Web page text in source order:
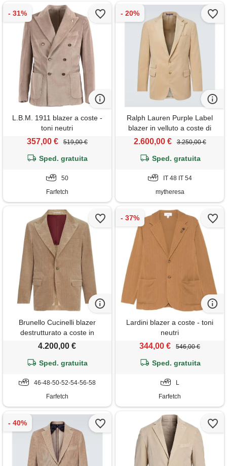
L.B.M. 1911 blazer a coste -
toni neutri
357,00 € 519,00 €
Sped. gratuita
50
Farfetch
Ralph Lauren Purple Label
blazer in velluto a coste di
cotone
2.600,00 € 3.250,00 €
Sped. gratuita
IT 48 IT 54
mytheresa
Brunello Cucinelli blazer
destrutturato a coste in
cotone e cashmere con
in metallo - toni neutri
4.200,00 €
Sped. gratuita
46-48-50-52-54-56-58
Farfetch
Lardini blazer a coste - toni
neutri
344,00 € 546,00 €
Sped. gratuita
L
Farfetch